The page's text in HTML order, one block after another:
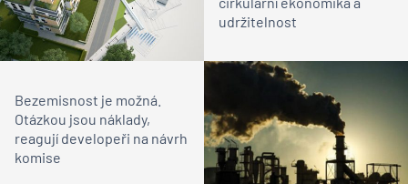
udržitelnost
Bezemisnost je možná.
Otázkou jsou náklady,
reagují developeři na návrh
komise